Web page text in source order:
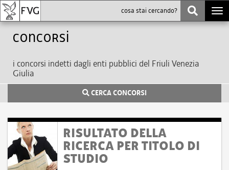
Concorsi
i concorsi indetti dagli enti pubblici del Friuli Venezia
Giulia
CERCA CONCORSI
RISULTATO DELLA
RICERCA PER TITOLO DI
STUDIO